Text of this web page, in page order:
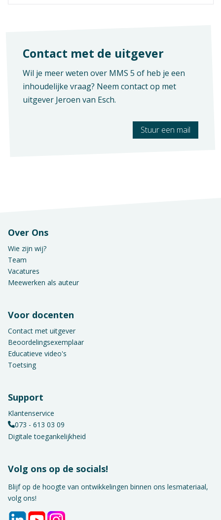
Leisure
Manager verkoop reizen
Frontofficemanager
Leisure & Hospitality Executive
Hoofd informatie
Contact met de uitgever
Wil je meer weten over MMS 5 of heb je een
inhoudelijke vraag? Neem contact op met
uitgever Jeroen van Esch.
Stuur een mail
Over Ons
Wie zijn wij?
Team
Vacatures
Meewerken als auteur
Voor docenten
Contact met uitgever
Beoordelingsexemplaar
Educatieve video's
Toetsing
Support
Klantenservice
073 - 613 03 09
Digitale toegankelijkheid
Volg ons op de socials!
Blijf op de hoogte van ontwikkelingen binnen ons lesmateriaal,
volg ons!